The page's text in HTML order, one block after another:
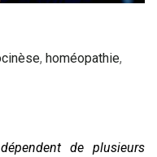
, homéopathie,
de plusieurs